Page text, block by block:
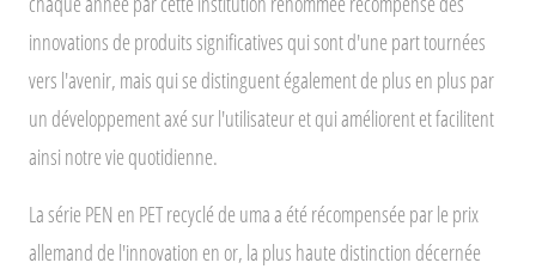
innovations de produits significatives qui sont d'une part tournées
vers l'avenir, mais qui se distinguent également de plus en plus par
un développement axé sur l'utilisateur et qui améliorent et facilitent
ainsi notre vie quotidienne.
La série PEN en PET recyclé de uma a été récompensée par le prix
allemand de l'innovation en or, la plus haute distinction décernée